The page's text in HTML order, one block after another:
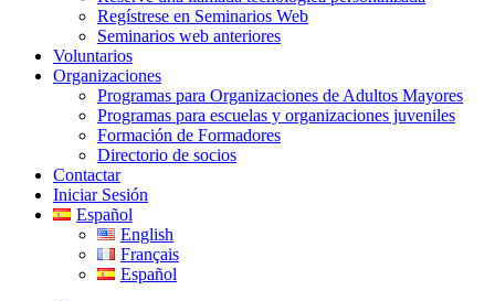
Regístrese en Seminarios Web
Seminarios web anteriores
Voluntarios
Organizaciones
Programas para Organizaciones de Adultos Mayores
Programas para escuelas y organizaciones juveniles
Formación de Formadores
Directorio de socios
Contactar
Iniciar Sesión
Español
English
Français
Español